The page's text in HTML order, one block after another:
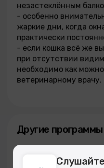
незастеклённым
- особенно
жаркие дни, когда
практически
- если кошка всё же
при отсутствии
необходимо как
ветеринарному врачу.
Другие программы
О